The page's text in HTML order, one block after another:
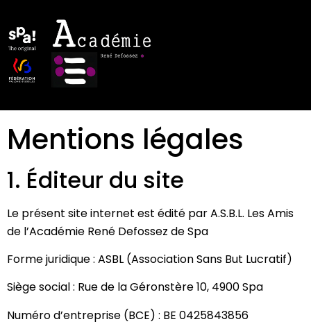
Mentions légales
1. Éditeur du site
Le présent site internet est édité par A.S.B.L. Les Amis
de l’Académie René Defossez de Spa
Forme juridique : ASBL (Association Sans But Lucratif)
Siège social : Rue de la Géronstère 10, 4900 Spa
Numéro d’entreprise (BCE) : BE 0425843856